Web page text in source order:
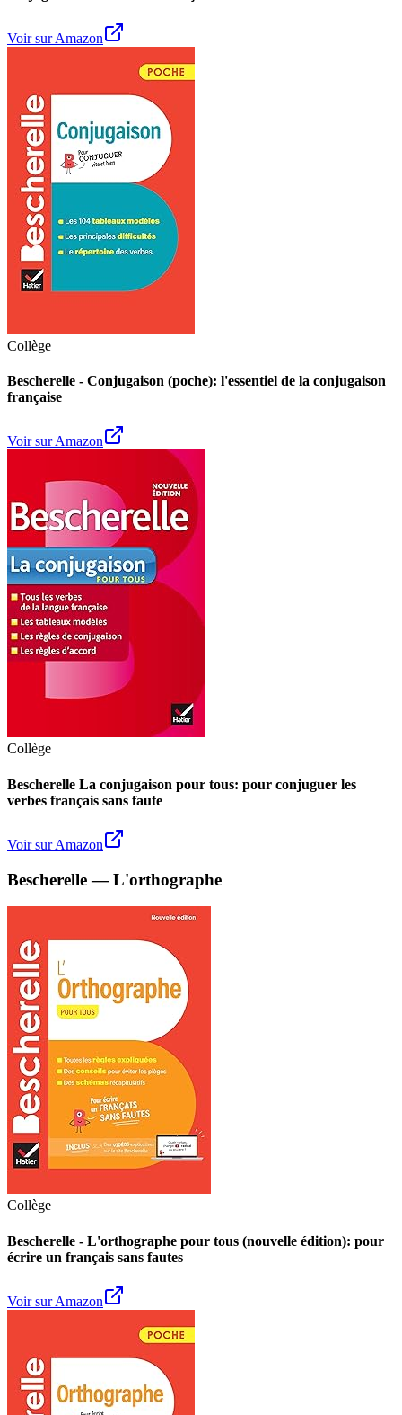
Voir sur Amazon
Collège
Bescherelle - Conjugaison (poche): l'essentiel de la conjugaison
française
Voir sur Amazon
Collège
Bescherelle La conjugaison pour tous: pour conjuguer les
verbes français sans faute
Voir sur Amazon
Bescherelle — L'orthographe
Collège
Bescherelle - L'orthographe pour tous (nouvelle édition): pour
écrire un français sans fautes
Voir sur Amazon